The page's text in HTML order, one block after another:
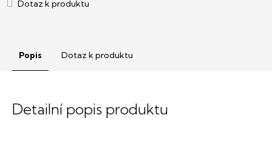
Popis Dotaz k produktu
Detailní popis produktu